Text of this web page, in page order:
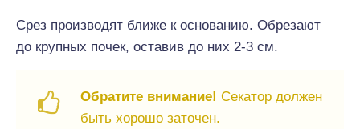
Срез производят ближе к основанию. Обрезают
до крупных почек, оставив до них 2-3 см.
Обратите внимание! Секатор должен
быть хорошо заточен.